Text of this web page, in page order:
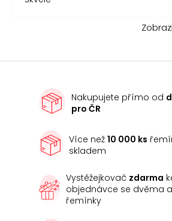
Nakupujete přímo od
pro ČR
Více než10 000 ks
skladem
Vystěžejkovač zdarma
objednávce se dvěma
řemínky